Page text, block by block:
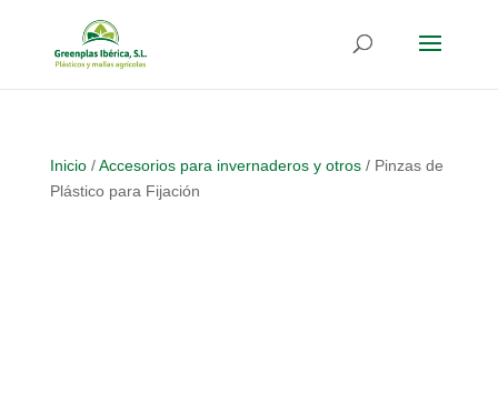
Inicio/Accesorios para invernaderos y otros/ Pinzas de
Plástico para Fijación